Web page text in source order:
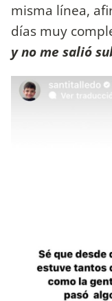
misma línea,
días muy
y no me salió